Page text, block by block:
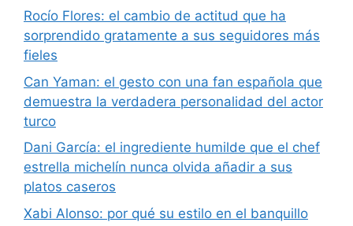
Rocío Flores: el cambio de actitud que ha
sorprendido gratamente a sus seguidores más
fieles
Can Yaman: el gesto con una fan española que
demuestra la verdadera personalidad del actor
turco
Dani García: el ingrediente humilde que el chef
estrella michelín nunca olvida añadir a sus
platos caseros
Xabi Alonso: por qué su estilo en el banquillo